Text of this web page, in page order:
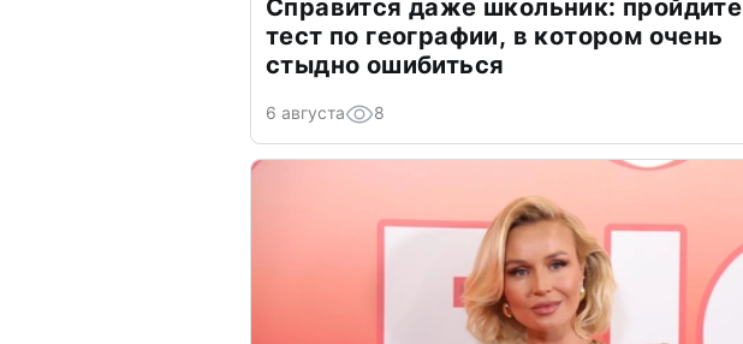
Справится даже школьник: пройдите
тест по географии, в котором очень
стыдно ошибиться
6 августа 8